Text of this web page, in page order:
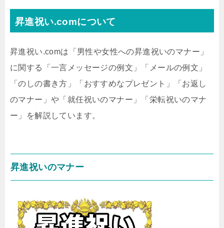
昇進祝い.comについて
昇進祝い.comは「男性や女性への昇進祝いのマナー」
に関する「一言メッセージの例文」「メールの例文」
「のしの書き方」「おすすめなプレゼント」「お返し
のマナー」や「就任祝いのマナー」「栄転祝いのマナ
ー」を解説しています。
昇進祝いのマナー